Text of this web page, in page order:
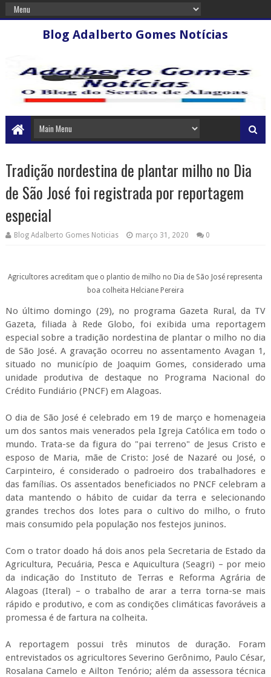
Blog Adalberto Gomes Notícias
Tradição nordestina de plantar milho no Dia
de São José foi registrada por reportagem
especial
Blog Adalberto Gomes Noticias março 31, 2020 0
Agricultores acreditam que o plantio de milho no Dia de São José representa
boa colheita Helciane Pereira
No último domingo (29), no programa Gazeta Rural, da TV
Gazeta, filiada à Rede Globo, foi exibida uma reportagem
especial sobre a tradição nordestina de plantar o milho no dia
de São José. A gravação ocorreu no assentamento Avagan 1,
situado no município de Joaquim Gomes, considerado uma
unidade produtiva de destaque no Programa Nacional do
Crédito Fundiário (PNCF) em Alagoas.
O dia de São José é celebrado em 19 de março e homenageia
um dos santos mais venerados pela Igreja Católica em todo o
mundo. Trata-se da figura do "pai terreno" de Jesus Cristo e
esposo de Maria, mãe de Cristo: José de Nazaré ou José, o
Carpinteiro, é considerado o padroeiro dos trabalhadores e
das famílias. Os assentados beneficiados no PNCF celebram a
data mantendo o hábito de cuidar da terra e selecionando
grandes trechos dos lotes para o cultivo do milho, o fruto
mais consumido pela população nos festejos juninos.
Com o trator doado há dois anos pela Secretaria de Estado da
Agricultura, Pecuária, Pesca e Aquicultura (Seagri) – por meio
da indicação do Instituto de Terras e Reforma Agrária de
Alagoas (Iteral) – o trabalho de arar a terra torna-se mais
rápido e produtivo, e com as condições climáticas favoráveis a
promessa é de fartura na colheita.
A reportagem possui três minutos de duração. Foram
entrevistados os agricultores Severino Gerônimo, Paulo César,
Rosalana Camelo e Ailton Tenório; além da assessora técnica